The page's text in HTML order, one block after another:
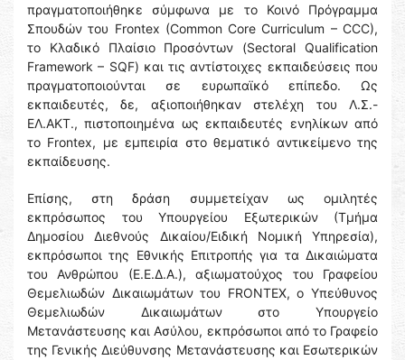
πραγματοποιήθηκε σύμφωνα με το Κοινό Πρόγραμμα
Σπουδών του Frontex (Common Core Curriculum – CCC),
το Κλαδικό Πλαίσιο Προσόντων (Sectoral Qualification
Framework – SQF) και τις αντίστοιχες εκπαιδεύσεις που
πραγματοποιούνται σε ευρωπαϊκό επίπεδο. Ως
εκπαιδευτές, δε, αξιοποιήθηκαν στελέχη του Λ.Σ.-
ΕΛ.ΑΚΤ., πιστοποιημένα ως εκπαιδευτές ενηλίκων από
το Frontex, με εμπειρία στο θεματικό αντικείμενο της
εκπαίδευσης.
Επίσης, στη δράση συμμετείχαν ως ομιλητές
εκπρόσωπος του Υπουργείου Εξωτερικών (Τμήμα
Δημοσίου Διεθνούς Δικαίου/Ειδική Νομική Υπηρεσία),
εκπρόσωποι της Εθνικής Επιτροπής για τα Δικαιώματα
του Ανθρώπου (Ε.Ε.Δ.Α.), αξιωματούχος του Γραφείου
Θεμελιωδών Δικαιωμάτων του FRONTEX, ο Υπεύθυνος
Θεμελιωδών Δικαιωμάτων στο Υπουργείο
Μετανάστευσης και Ασύλου, εκπρόσωποι από το Γραφείο
της Γενικής Διεύθυνσης Μετανάστευσης και Εσωτερικών